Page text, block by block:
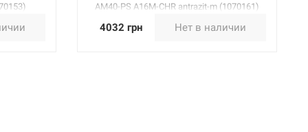
AM40-PS A16M-CHR antrazit-m (1070161)
4032 грн Нет в наличии